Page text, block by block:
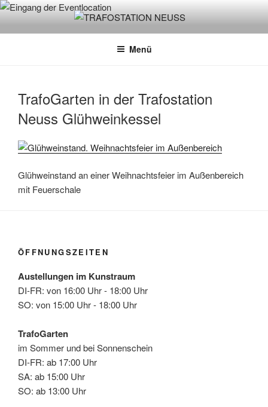
Zum
springenTRAFOSTATION NEUSS
Biergarten und Eventlocation. Dein Feierabend- Biergarten und
Mietlocation für Hochzeitsfeiern, Geburtstage, Firmen- oder
Weihnachtsfeiern.
Menü
TrafoGarten in der Trafostation
Neuss Glühweinkessel
Glühweinstand an einer Weihnachtsfeier im Außenbereich
mit Feuerschale
ÖFFNUNGSZEITEN
Austellungen im Kunstraum
DI-FR: von 16:00 Uhr - 18:00 Uhr
SO: von 15:00 Uhr - 18:00 Uhr
TrafoGarten
im Sommer und bei Sonnenschein
DI-FR: ab 17:00 Uhr
SA: ab 15:00 Uhr
SO: ab 13:00 Uhr